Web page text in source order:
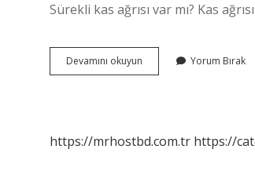
Sürekli kas ağrısı var mı? Kas
Devamını okuyun
Ağrıları
Yorum Bırak
https://mrhostbd.com.tr https://